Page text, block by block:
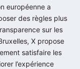
européenne a
des règles plus
sur les
X propose
satisfaire les
l’expérience